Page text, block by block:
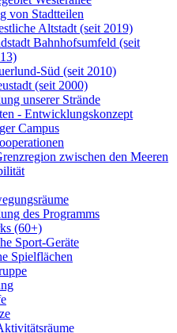
von Stadtteilen
Altstadt (seit 2019)
Bahnhofsumfeld (seit
Süd (seit 2010)
(seit 2000)
unserer Strände
- Entwicklungskonzept
Campus
zwischen den Meeren
des Programms
(60+)
Sport-Geräte
Spielflächen